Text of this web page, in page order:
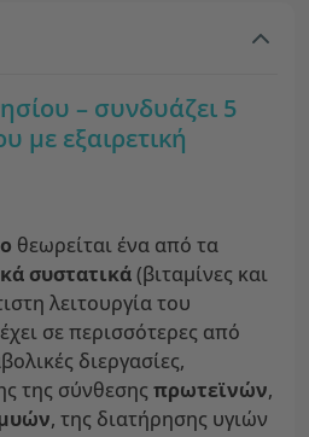
– συνδυάζει 5
με εξαιρετική
θεωρείται ένα από τα
συστατικά(βιταμίνες και
λειτουργία του
σε περισσότερες από
διεργασίες,
της σύνθεσης πρωτεϊνών,
, της διατήρησης υγιών